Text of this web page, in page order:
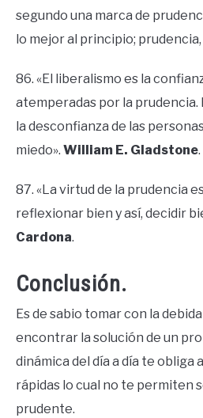
segundo una marca de
lo mejor al principio; prudencia,
86. «El liberalismo es la
atemperadas por la prudencia.
la desconfianza de las
miedo». William E. Gladstone.
87. «La virtud de la prudencia
reflexionar bien y así, decidir
Cardona.
Conclusión.
Es de sabio tomar con la
encontrar la solución de un
dinámica del día a día te obliga
rápidas lo cual no te permiten
prudente.